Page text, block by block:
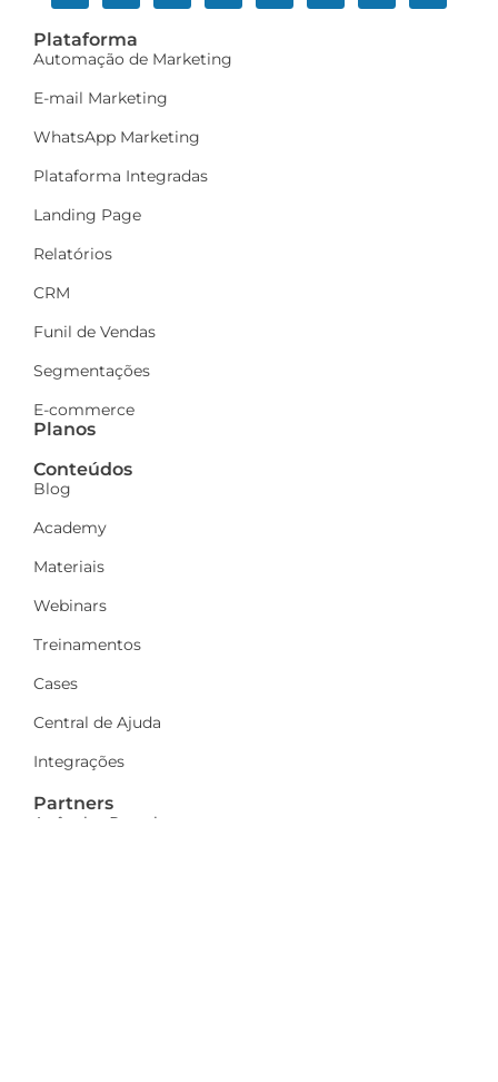
Plataforma
Automação de Marketing
E-mail Marketing
WhatsApp Marketing
Plataforma Integradas
Landing Page
Relatórios
CRM
Funil de Vendas
Segmentações
E-commerce
Planos
Conteúdos
Blog
Academy
Materiais
Webinars
Treinamentos
Cases
Central de Ajuda
Integrações
Partners
Agências Parceiras